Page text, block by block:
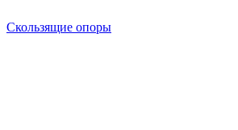
Скользящие опоры